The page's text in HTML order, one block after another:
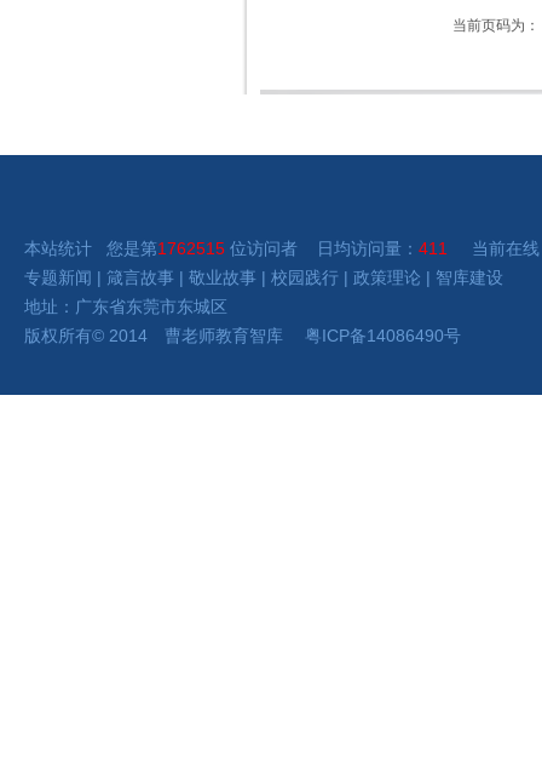
当前页码为：
本站统计 您是第1762515 位访问者 日均访问量： 411
当前在线
专题新闻 | 箴言故事 | 敬业故事 | 校园践行 | 政策理论 | 智库建设
地址：广东省东莞市东城区
版权所有© 2014 曹老师教育智库 粤ICP备14086490号